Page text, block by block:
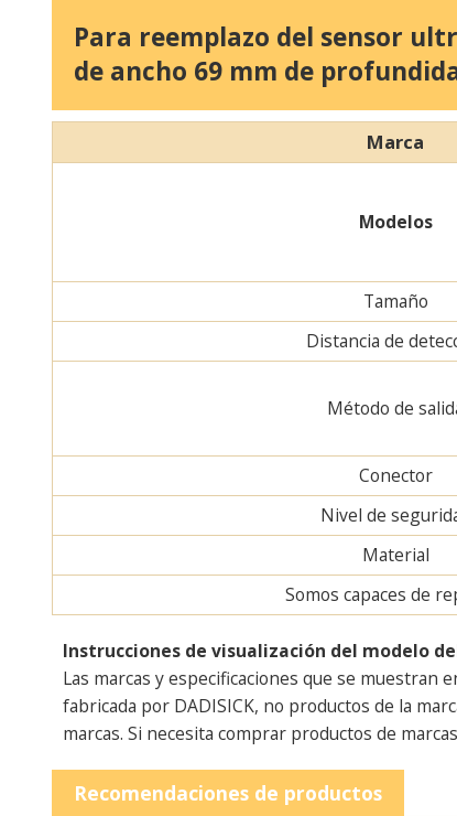
Para reemplazo del sensor
de ancho 69 mm de
Marca
Modelos
Tamaño
Distancia de
Método de
Conector
Nivel de
Material
Somos capaces de
Instrucciones de visualización del modelo
Las marcas y especificaciones que se muestran
fabricada por DADISICK, no productos de la
marcas. Si necesita comprar productos de
Recomendaciones de productos